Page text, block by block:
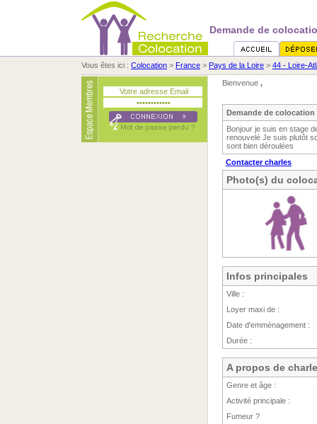
Demande de
Vous êtes ici : Colocation > France > Pays de la Loire > 44 - Loire-
Bienvenue ,
Demande de colocation
Bonjour je suis en stage
renouvelé Je suis plutôt
sont bien déroulées
Contacter charles
Photo(s) du
Infos principales
Ville :
Loyer maxi de :
Date d'emménagement :
Durée :
A propos de
Genre et âge :
Activité principale :
Fumeur ?